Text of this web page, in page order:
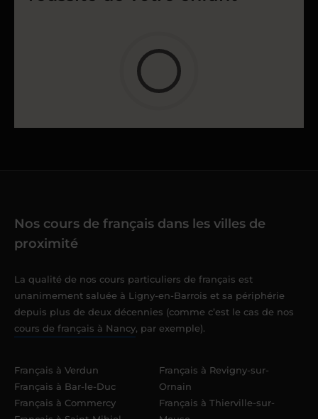
Nos cours de français dans les villes de
proximité
La qualité de nos cours particuliers de français est
unanimement saluée à Ligny-en-Barrois et sa périphérie
depuis plus de deux décennies (comme c’est le cas de nos
cours de français à Nancy, par exemple).
Français à Verdun
Français à Bar-le-Duc
Français à Commercy
Français à Revigny-sur-
Ornain
Français à Thierville-sur-